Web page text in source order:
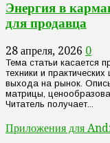
Энергия в
для продавца
28 апреля, 2026 0
Тема статьи касается
техники и
выхода на рынок.
матрицы,
Читатель получает...
Приложения для